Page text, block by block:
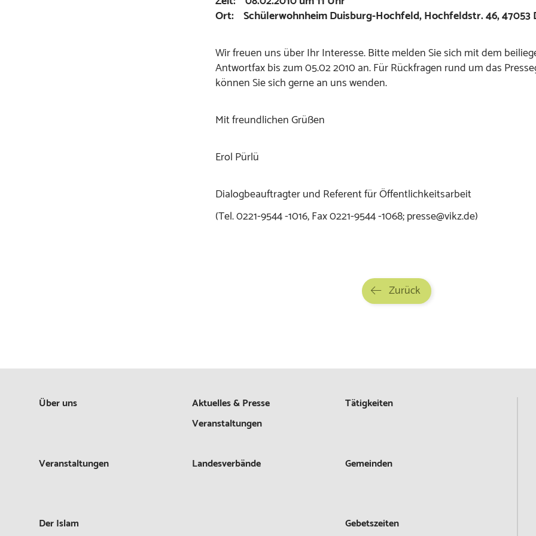
Ort: Schülerwohnheim Duisburg-Hochfeld, Hochfeldstr. 46, 47053
Wir freuen uns über Ihr Interesse. Bitte melden Sie sich mit dem
Antwortfax bis zum 05.02 2010 an. Für Rückfragen rund um das
können Sie sich gerne an uns wenden.
Mit freundlichen Grüßen
Erol Pürlü
Dialogbeauftragter und Referent für Öffentlichkeitsarbeit
(Tel. 0221-9544 -1016, Fax 0221-9544 -1068; presse@vikz.de)
Zurück
Über uns
Aktuelles & Presse
Veranstaltungen
Tätigkeiten
Veranstaltungen Landesverbände Gemeinden
Der Islam Gebetszeiten